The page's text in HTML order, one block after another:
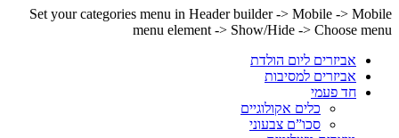
Set your categories menu in Header builder -> Mobile -> Mobile
menu element -> Show/Hide -> Choose menu
אביזרים ליום הולדת
אביזרים למסיבות
חד פעמי
כלים אקולוגיים
סכו”ם צבעוני